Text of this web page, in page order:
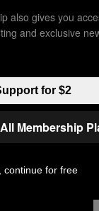
The
Hip-
also gives you
and exclusive
for $2
Membership
continue for free